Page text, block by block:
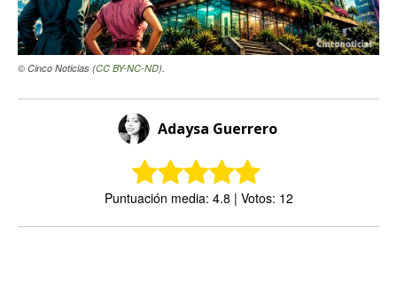
© Cinco Noticias (CC BY-NC-ND).
Adaysa Guerrero
Puntuación media: 4.8 | Votos: 12